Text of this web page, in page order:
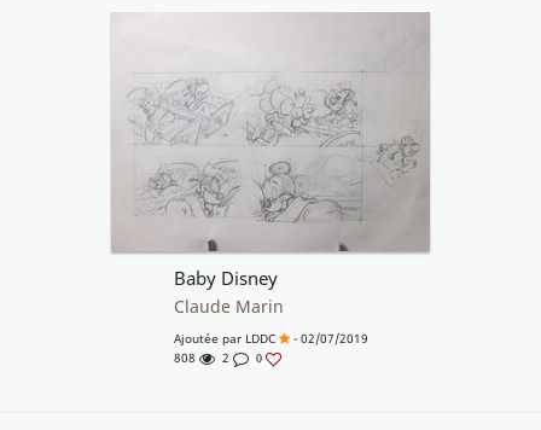
Baby Disney
Claude Marin
Ajoutée par LDDC
- 02/07/2019
808
2 0